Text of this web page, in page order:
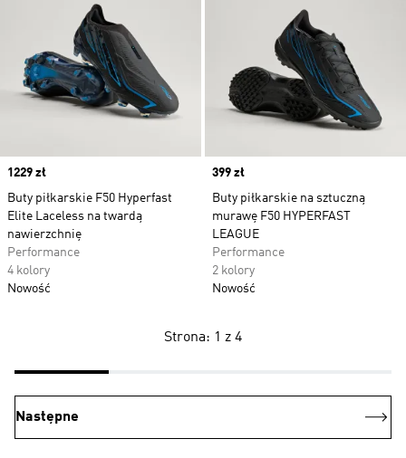
Price
1229 zł
Buty piłkarskie F50 Hyperfast
Elite Laceless na twardą
nawierzchnię
Performance
4 kolory
Nowość
Price
399 zł
Buty piłkarskie na sztuczną
murawę F50 HYPERFAST
LEAGUE
Performance
2 kolory
Nowość
Strona: 1 z 4
Następne